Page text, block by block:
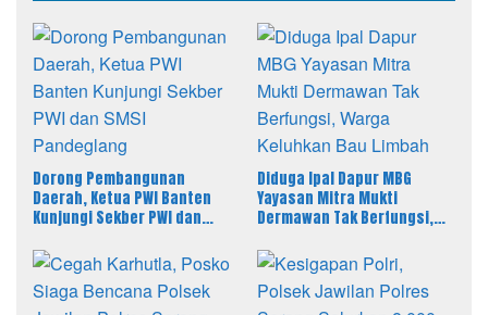
Dorong Pembangunan
Daerah, Ketua PWI Banten
Kunjungi Sekber PWI dan
Diduga Ipal Dapur MBG
Yayasan Mitra Mukti
Dermawan Tak Berfungsi,